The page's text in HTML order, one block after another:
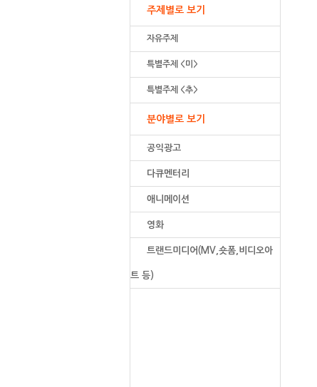
주제별로 보기
자유주제
특별주제 <미>
특별주제 <추>
분야별로 보기
공익광고
다큐멘터리
애니메이션
영화
트랜드미디어(MV,숏폼,비디오아
트 등)